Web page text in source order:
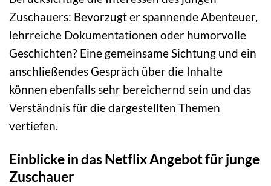
Zuschauers: Bevorzugt er spannende Abenteuer,
lehrreiche Dokumentationen oder humorvolle
Geschichten? Eine gemeinsame Sichtung und ein
anschließendes Gespräch über die Inhalte
können ebenfalls sehr bereichernd sein und das
Verständnis für die dargestellten Themen
vertiefen.
Einblicke in das Netflix Angebot für junge
Zuschauer